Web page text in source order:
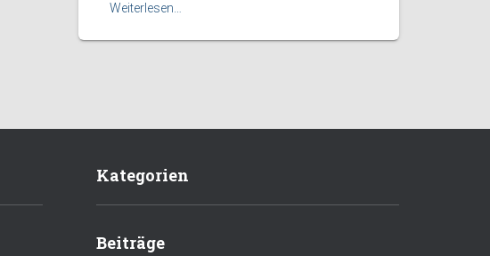
Weiterlesen…
Kategorien
Beiträge